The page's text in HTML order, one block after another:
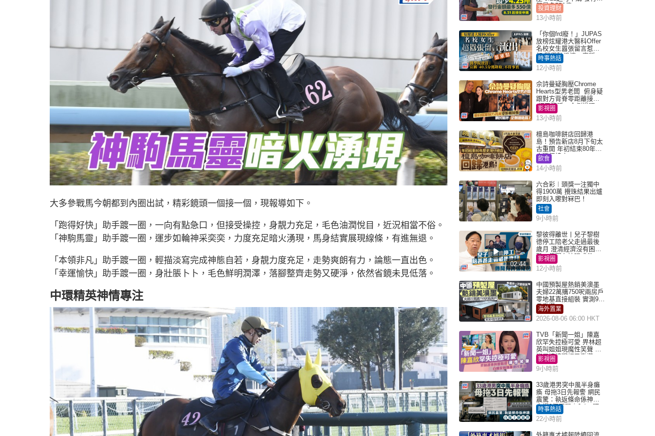
大多參戰馬今朝都到內圈出試，精彩鏡頭一個接一個，現報導如下。
「跑得好快」助手踱一圈，一向有點急口，但接受操控，身靚力充足，毛色油潤悅目，近況相當不俗。
「神駒馬靈」助手踱一圈，運步如輪神采奕奕，力度充足暗火湧現，馬身結實展現線條，有進無退。
「本領非凡」助手踱一圈，輕描淡寫完成神態自若，身靚力度充足，走勢爽朗有力，論態一直出色。
「幸運愉快」助手踱一圈，身壯脹卜卜，毛色鮮明潤澤，落腳整齊走勢又硬淨，依然省鏡未見低落。
中環精英神情專注
額最多550億
投資理財
13小時前
「你個frd廢！」JUPAS
放榜炫耀港大醫科Offer
名校女生囂張留言惹眾
怒 醫學院澄清：宣稱
「40.5分獲錄取」不符事
實｜Juicy叮
時事熱話
12小時前
佘詩曼疑胸壓Chrome
Hearts型男老闆 俯身疑
跟對方背脊零距離接觸
網民驚呼：企側邊唔
得？
影視圈
13小時前
檀島咖啡餅店回歸港
島！預告新店8月下旬太
古重開 年初結束80年歷
史灣仔總店
飲食
14小時前
六合彩︱頭獎一注獨中
得1900萬 攪珠結果出爐
即刻入嚟對冧巴！
社會
9小時前
02:44
黎彼得離世丨兒子黎樹
德停工陪老父走過最後
歲月 澄清經濟沒有困
難：傳聞有誇張成份
影視圈
12小時前
中國預製屋熱銷美澳墨
夫婦22萬購750呎兩房戶
零地基直接組裝 實測9個
月激讚
海外置業
2026-08-06 06:00 HKT
TVB「新聞一姐」陳嘉
欣罕失控極可愛 畀林超
英叫姐姐現魔性笑聲 自
嘲是姨姨獲網民激讚
影視圈
9小時前
33歲港男突中風半身癱
瘓 母拖3日先報警 網民
震驚：執返條命係神蹟
自爆2個惡習｜Juicy叮
時事熱話
22小時前